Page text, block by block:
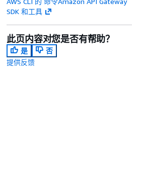
SDK 和工具
此页内容对您是否有帮助？
是
否
提供反馈